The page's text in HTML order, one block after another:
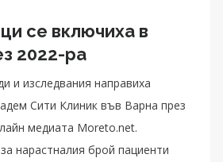
се включиха в
2022-ра
и изследвания направиха
Сити Клиник във Варна през
медиата Moreto.net.
нарастналия брой пациенти